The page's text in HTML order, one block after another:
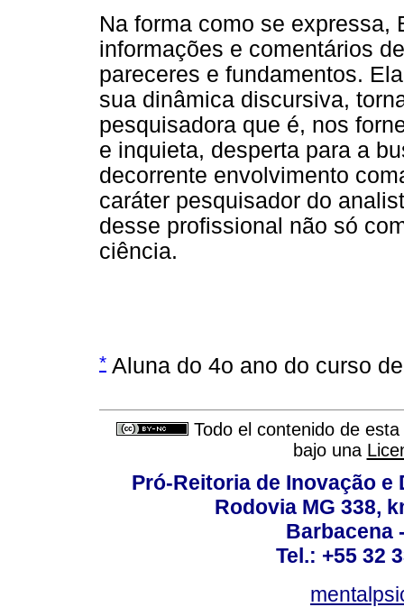
Na forma como se expressa,
informações e comentários
pareceres e fundamentos.
sua dinâmica discursiva,
pesquisadora que é, nos
e inquieta, desperta para a
decorrente envolvimento
caráter pesquisador do
desse profissional não só
ciência.
* Aluna do 4o ano do curso
Todo el contenido de
bajo una
Pró-Reitoria de Inovação
Rodovia MG 338,
Barbacena
Tel.: +55 32